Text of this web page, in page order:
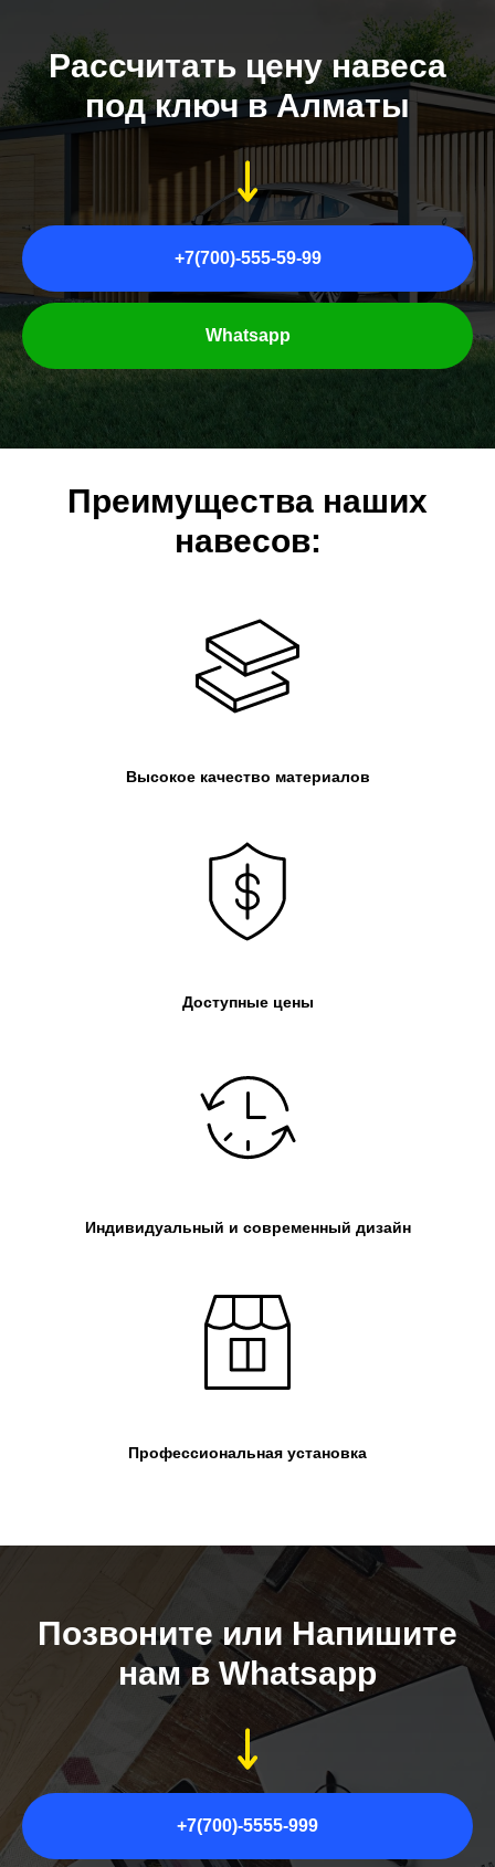
Рассчитать цену навеса
под ключ в Алматы
+7(700)-555-59-99
Whatsapp
Преимущества наших
навесов:
Высокое качество материалов
Доступные цены
Индивидуальный и современный дизайн
Профессиональная установка
Позвоните или Напишите
нам в Whatsapp
+7(700)-5555-999